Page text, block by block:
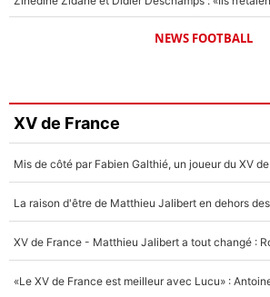
NEWS FOOTBALL
XV de France